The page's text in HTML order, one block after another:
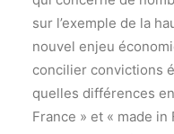
sur l’exemple de la
nouvel enjeu
concilier convictions
quelles différences
France » et « made